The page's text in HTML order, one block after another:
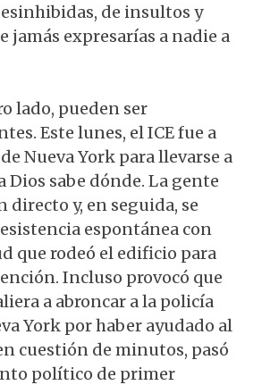
de insultos y
jamás expresarías a nadie a
lado, pueden ser
Este lunes, el ICE fue a
Nueva York para llevarse a
Dios sabe dónde. La gente
directo y, en seguida, se
espontánea con
que rodeó el edificio para
Incluso provocó que
a abroncar a la policía
York por haber ayudado al
cuestión de minutos, pasó
político de primer